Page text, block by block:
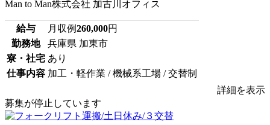
Man to Man株式会社 加古川オフィス
給与 月収例260,000円
勤務地
兵庫県 加東市
寮・社宅 あり
仕事内容 加工・軽作業 / 機械系工場 / 交替制
詳細を表示
募集が停止しています